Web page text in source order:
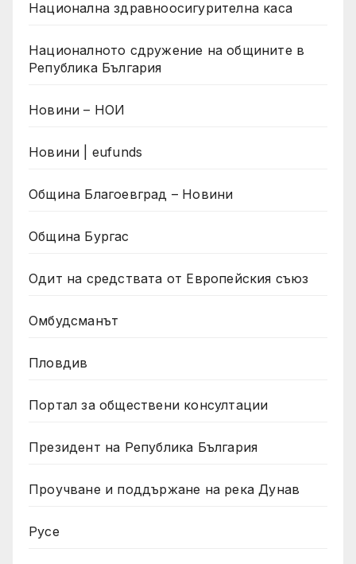
Национална здравноосигурителна каса
Националното сдружение на общините в
Република България
Новини – НОИ
Новини | eufunds
Община Благоевград – Новини
Община Бургас
Одит на средствата от Европейския съюз
Омбудсманът
Пловдив
Портал за обществени консултации
Президент на Република България
Проучване и поддържане на река Дунав
Русе